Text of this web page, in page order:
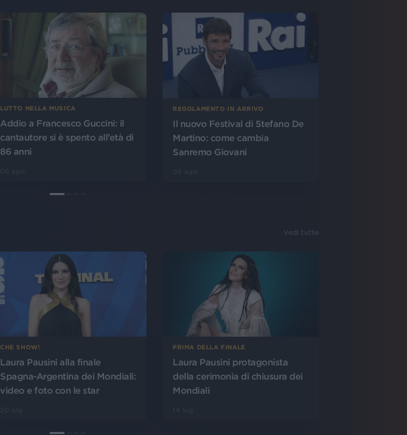
LUTTO NELLA MUSICA
Addio a Francesco Guccini: il
cantautore si è spento all’età di
86 anni
REGOLAMENTO IN ARRIVO
Il nuovo Festival di Stefano De
Martino: come cambia
Sanremo Giovani
Vedi tutte
CHE SHOW!
Laura Pausini alla finale
Spagna-Argentina dei Mondiali:
video e foto con le star
PRIMA DELLA FINALE
Laura Pausini protagonista
della cerimonia di chiusura dei
Mondiali